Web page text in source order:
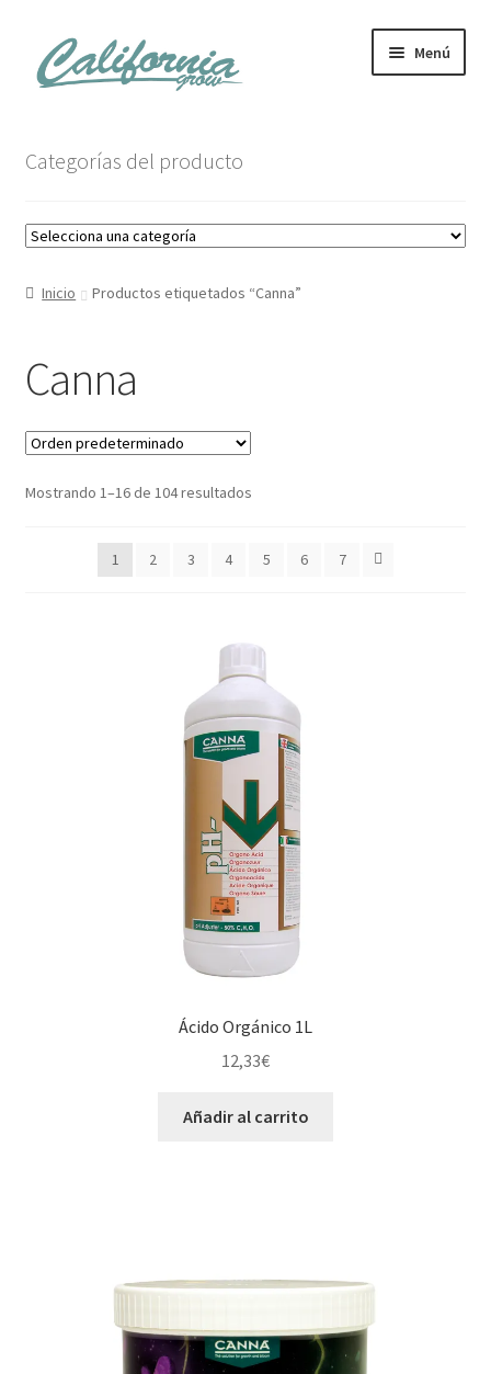
al
contenido
Menú
Carrito
Mi cuenta
Categorías del producto
Inicio Productos etiquetados “Canna”
Canna
Mostrando 1–16 de 104 resultados
1 2 3 4 5 6 7
Ácido Orgánico 1L
12,33€
Añadir al carrito